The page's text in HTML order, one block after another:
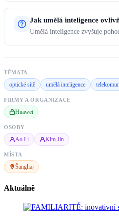
Jak umělá inteligence
Umělá inteligence zvyšuje
TÉMATA
optické sítě umělá inteligence
FIRMY A ORGANIZACE
Huawei
OSOBY
Ao Li Kim Jin
MÍSTA
Šanghaj
Aktuálně